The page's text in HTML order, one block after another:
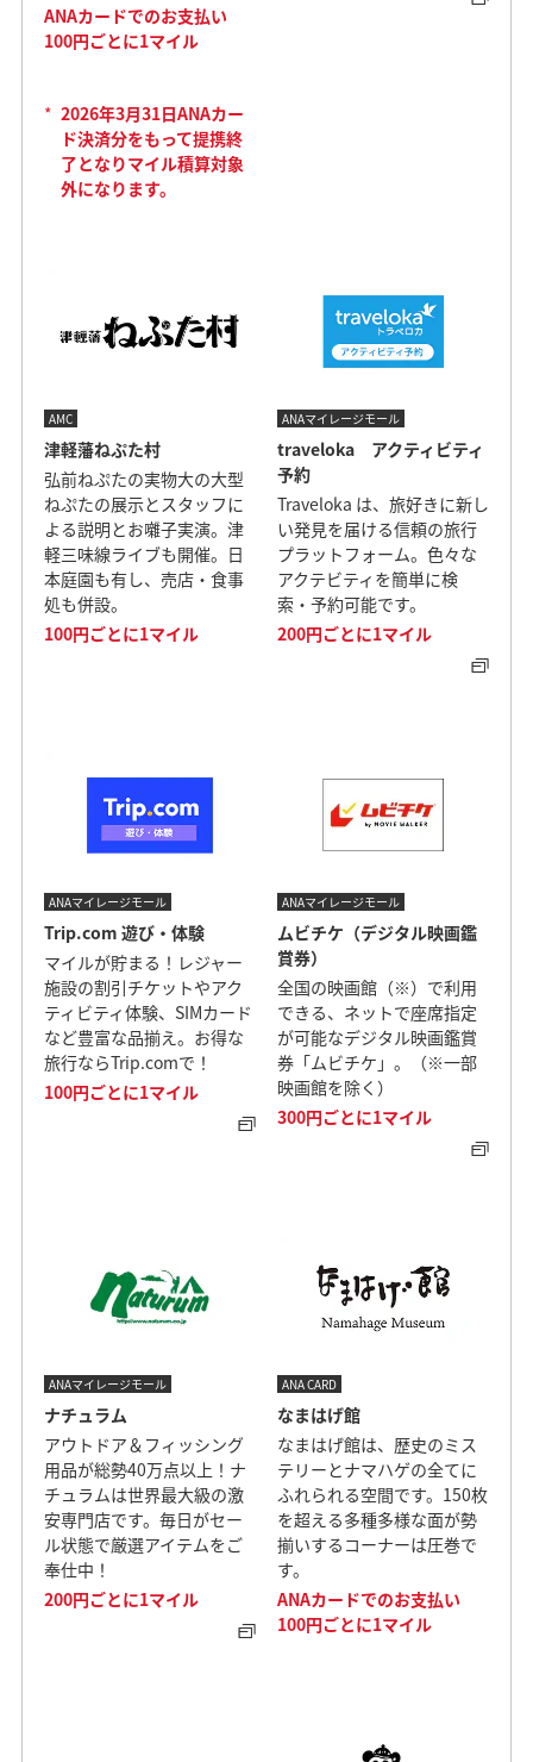
ANAカードでのお支払い
100円ごとに1マイル
* 2026年3月31日ANAカー
ド決済分をもって提携終
了となりマイル積算対象
外になります。
AMC
津軽藩ねぷた村
弘前ねぷたの実物大の大型
ねぷたの展示とスタッフに
よる説明とお囃子実演。津
軽三味線ライブも開催。日
本庭園も有し、売店・食事
処も併設。
100円ごとに1マイル
ANAマイレージモール
traveloka アクティビティ
予約
Traveloka は、旅好きに新し
い発見を届ける信頼の旅行
プラットフォーム。色々な
アクテビティを簡単に検
索・予約可能です。
200円ごとに1マイル
ANAマイレージモール
Trip.com 遊び・体験
マイルが貯まる！レジャー
施設の割引チケットやアク
ティビティ体験、SIMカード
など豊富な品揃え。お得な
旅行ならTrip.comで！
100円ごとに1マイル
ANAマイレージモール
ムビチケ（デジタル映画鑑
賞券）
全国の映画館（※）で利用
できる、ネットで座席指定
が可能なデジタル映画鑑賞
券「ムビチケ」。（※一部
映画館を除く）
300円ごとに1マイル
ANAマイレージモール
ナチュラム
アウトドア＆フィッシング
用品が総勢40万点以上！ナ
チュラムは世界最大級の激
安専門店です。毎日がセー
ル状態で厳選アイテムをご
奉仕中！
200円ごとに1マイル
ANA CARD
なまはげ館
なまはげ館は、歴史のミス
テリーとナマハゲの全てに
ふれられる空間です。150枚
を超える多種多様な面が勢
揃いするコーナーは圧巻で
す。
ANAカードでのお支払い
100円ごとに1マイル